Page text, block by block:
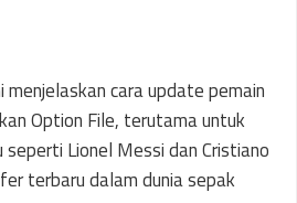
menjelaskan cara update pemain
Option File, terutama untuk
seperti Lionel Messi dan Cristiano
terbaru dalam dunia sepak